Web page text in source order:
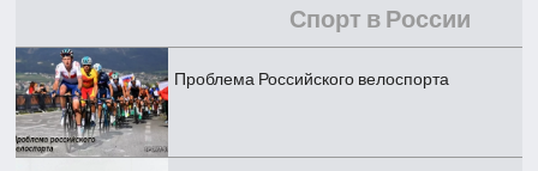
Спорт в России
Проблема Российского велоспорта